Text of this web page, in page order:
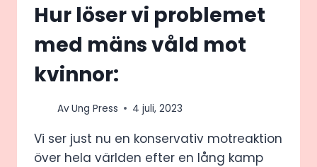
VALETS
BETYDELSE
OCH
FRAMTIDEN
Hur löser vi problemet
med mäns våld mot
kvinnor:
AvUng Press 4 juli, 2023
Vi ser just nu en konservativ motreaktion
över hela världen efter en lång kamp